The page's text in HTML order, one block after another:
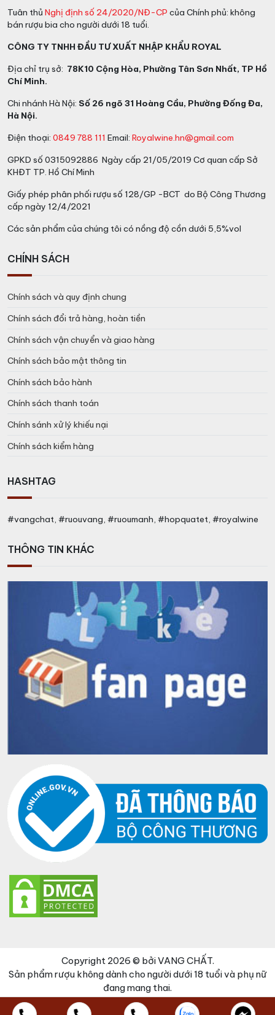
Tuân thủ Nghị định số 24/2020/NĐ-CP của Chính phủ: không
bán rượu bia cho người dưới 18 tuổi.
CÔNG TY TNHH ĐẦU TƯ XUẤT NHẬP KHẨU ROYAL
Địa chỉ trụ sở: 78K10 Cộng Hòa, Phường Tân Sơn Nhất, TP Hồ
Chí Minh.
Chi nhánh Hà Nội: Số 26 ngõ 31 Hoàng Cầu, Phường Đống Đa,
Hà Nội.
Điện thoại: 0849 788 111 Email: Royalwine.hn@gmail.com
GPKD số 0315092886 Ngày cấp 21/05/2019 Cơ quan cấp Sở
KHĐT TP. Hồ Chí Minh
Giấy phép phân phối rượu số 128/GP -BCT do Bộ Công Thương
cấp ngày 12/4/2021
Các sản phẩm của chúng tôi có nồng độ cồn dưới 5,5%vol
CHÍNH SÁCH
Chính sách và quy định chung
Chính sách đổi trả hàng, hoàn tiền
Chính sách vận chuyển và giao hàng
Chính sách bảo mật thông tin
Chính sách bảo hành
Chính sách thanh toán
Chính sánh xử lý khiếu nại
Chính sách kiểm hàng
HASHTAG
#vangchat, #ruouvang, #ruoumanh, #hopquatet, #royalwine
THÔNG TIN KHÁC
Copyright 2026 © bởi VANG CHẤT.
Sản phẩm rượu không dành cho người dưới 18 tuổi và phụ nữ
đang mang thai.